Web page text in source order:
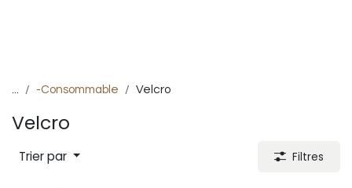
-Consommable Velcro
Velcro
Trier par Filtres